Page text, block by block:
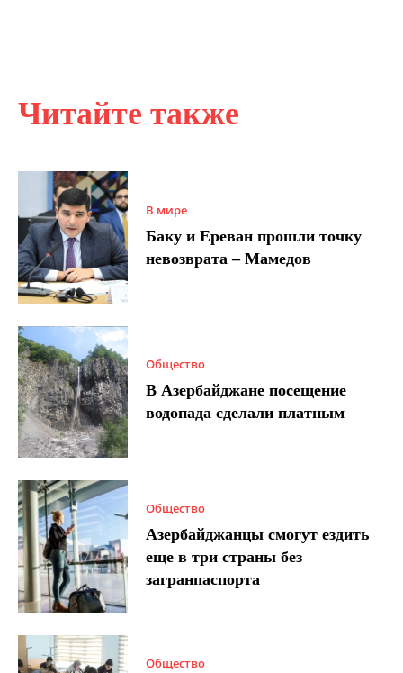
Читайте также
В мире
Баку и Ереван прошли точку
невозврата – Мамедов
Общество
В Азербайджане посещение
водопада сделали платным
Общество
Азербайджанцы смогут ездить
еще в три страны без
загранпаспорта
Общество